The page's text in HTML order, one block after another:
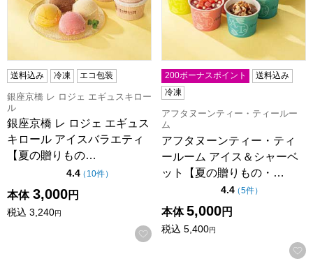
送料込み 冷凍 エコ包装
銀座京橋 レ ロジェ エギュスキロー
ル
銀座京橋 レ ロジェ エギュス
キロール アイスバラエティ
【夏の贈りもの…
4.4点（5点満点中）
（ 10件の評価
）
本体 3,000円
税込 3,240円
お気に入りに登録する
200ボーナスポイント
送料込み
冷凍
アフタヌーンティー・ティールー
ム
アフタヌーンティー・ティ
ールーム アイス＆シャーベ
ット【夏の贈りもの・…
4.4点（5点満点中）
（5件の評価
）
本体 5,000円
税込 5,400円